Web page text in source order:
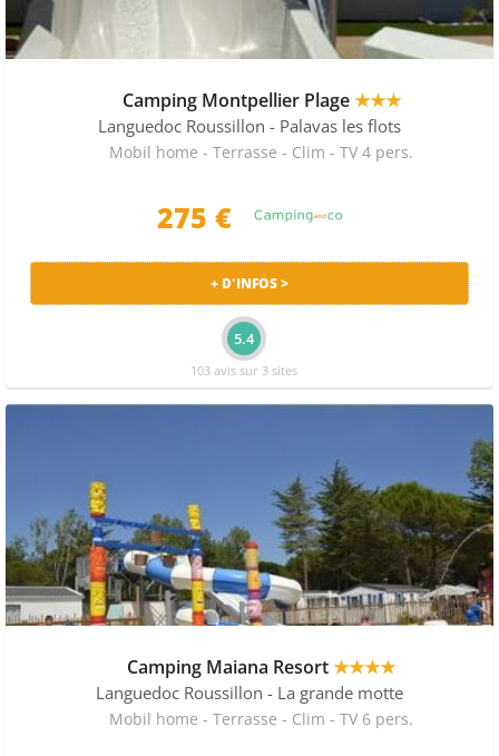
Camping Montpellier Plage★★★
Languedoc Roussillon - Palavas les flots
Mobil home - Terrasse - Clim - TV 4 pers.
275 €
+ D'INFOS >
5.4
103 avis sur 3 sites
Camping Maiana Resort★★★★
Languedoc Roussillon - La grande motte
Mobil home - Terrasse - Clim - TV 6 pers.